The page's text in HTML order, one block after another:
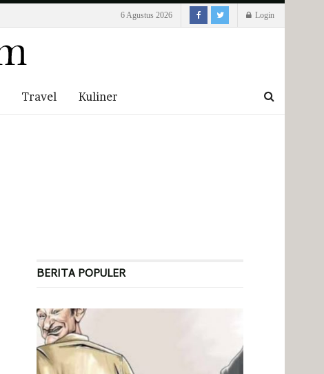
6 Agustus 2026 Login
Travel Kuliner
BERITA POPULER